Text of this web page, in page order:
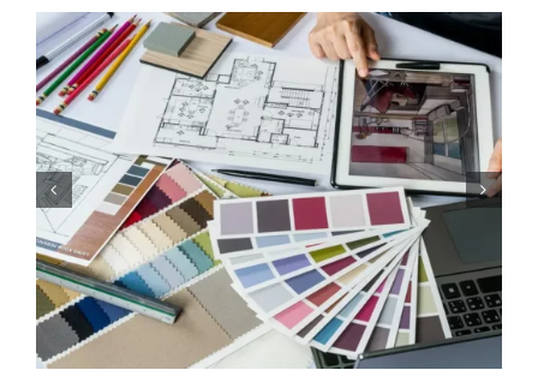
Z jakich materiałów
korzysta projektant
wnętrz z Katowic,
aby zapewnić
trwałość i estetykę?